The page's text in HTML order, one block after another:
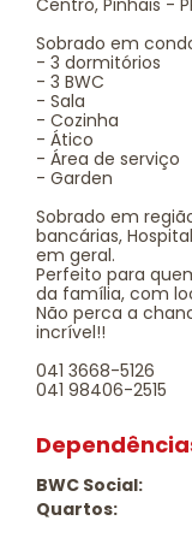
Centro, Pinhais -
Sobrado em
- 3 dormitórios
- 3 BWC
- Sala
- Cozinha
- Ático
- Área de serviço
- Garden
Sobrado em
bancárias,
em geral.
Perfeito para
da família, com
Não perca a
incrível!!
041 3668-5126
041 98406-2515
BWC Social:
Quartos: